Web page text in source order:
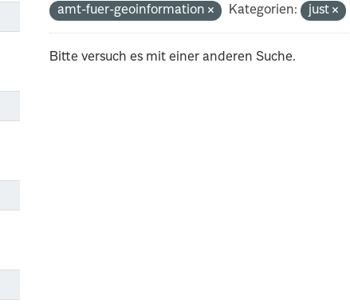
amt-fuer-geoinformation
Kategorien: just
Bitte versuch es mit einer anderen Suche.